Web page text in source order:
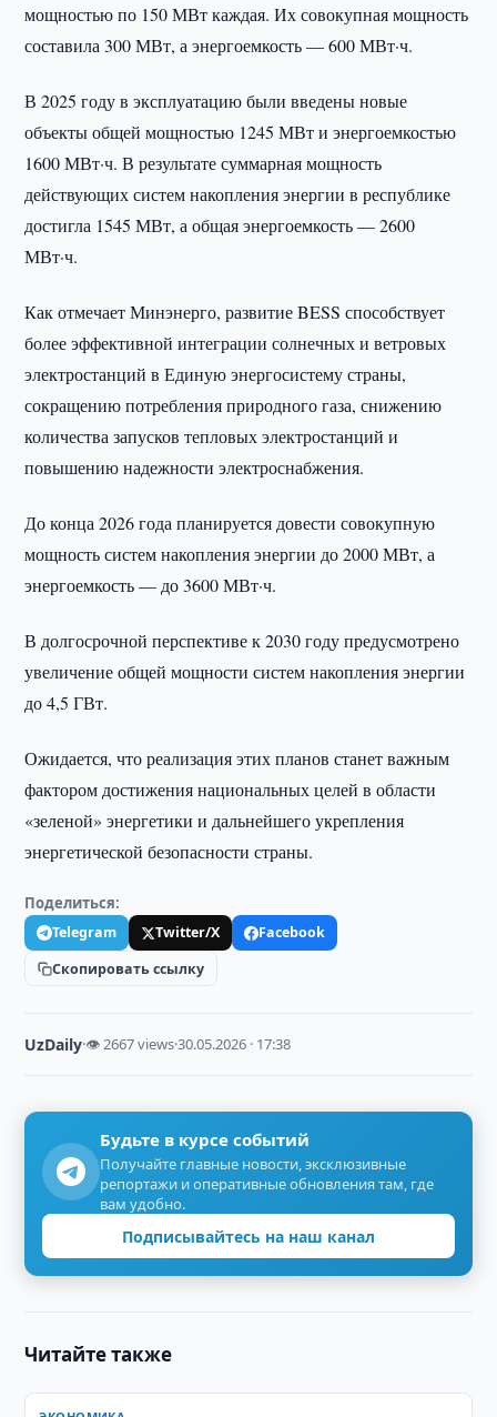
мощностью по 150 МВт каждая. Их совокупная мощность
составила 300 МВт, а энергоемкость — 600 МВт·ч.
В 2025 году в эксплуатацию были введены новые
объекты общей мощностью 1245 МВт и энергоемкостью
1600 МВт·ч. В результате суммарная мощность
действующих систем накопления энергии в республике
достигла 1545 МВт, а общая энергоемкость — 2600
МВт·ч.
Как отмечает Минэнерго, развитие BESS способствует
более эффективной интеграции солнечных и ветровых
электростанций в Единую энергосистему страны,
сокращению потребления природного газа, снижению
количества запусков тепловых электростанций и
повышению надежности электроснабжения.
До конца 2026 года планируется довести совокупную
мощность систем накопления энергии до 2000 МВт, а
энергоемкость — до 3600 МВт·ч.
В долгосрочной перспективе к 2030 году предусмотрено
увеличение общей мощности систем накопления энергии
до 4,5 ГВт.
Ожидается, что реализация этих планов станет важным
фактором достижения национальных целей в области
«зеленой» энергетики и дальнейшего укрепления
энергетической безопасности страны.
Поделиться:
Telegram Twitter/X
Facebook
Скопировать ссылку
UzDaily·👁 2667 views·30.05.2026 · 17:38
Будьте в курсе событий
Получайте главные новости, эксклюзивные
репортажи и оперативные обновления там, где
вам удобно.
Подписывайтесь на наш канал
Читайте также